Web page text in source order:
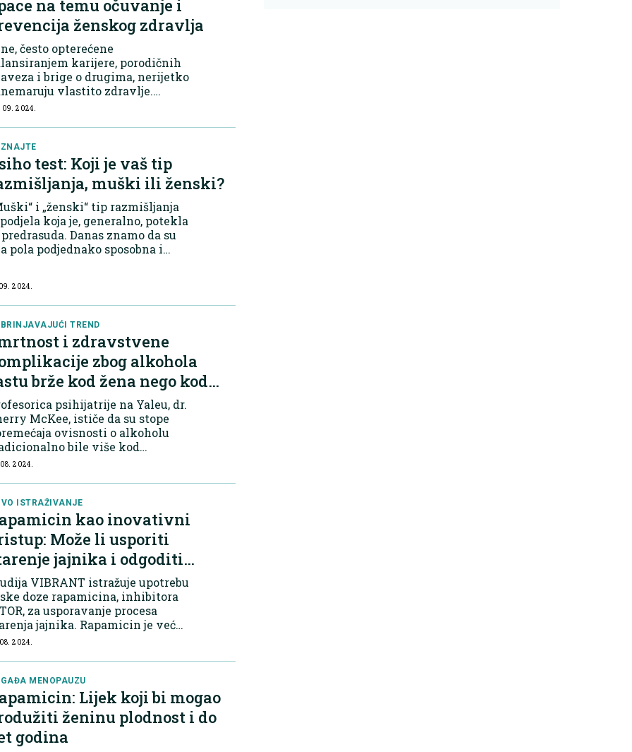
na temu očuvanje i
ženskog zdravlja
često opterećene
karijere, porodičnih
i brige o drugima, nerijetko
vlastito zdravlje.
zdravih životnih
zdrav...
09. 2024.
test: Koji je vaš tip
muški ili ženski?
i „ženski“ tip razmišljanja
koja je, generalno, potekla
Danas znamo da su
pola podjednako sposobna i
strane. Otkrijte koje
vaš...
2024.
TREND
i zdravstvene
zbog alkohola
brže kod žena nego kod
psihijatrije na Yaleu, dr.
McKee, ističe da su stope
ovisnosti o alkoholu
bile više kod
no trendovi pokazuju
2024.
ISTRAŽIVANJE
kao inovativni
Može li usporiti
jajnika i odgoditi
VIBRANT istražuje upotrebu
doze rapamicina, inhibitora
za usporavanje procesa
jajnika. Rapamicin je već
kao lijek za prevenciju
međutim, pred...
2024.
MENOPAUZU
Lijek koji bi mogao
ženinu plodnost i do
godina